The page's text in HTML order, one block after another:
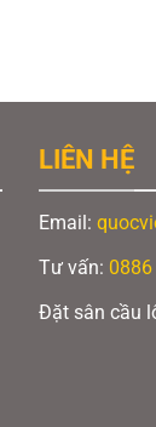
LIÊN HỆ
Email:
Tư vấn:
Đặt sân cầu